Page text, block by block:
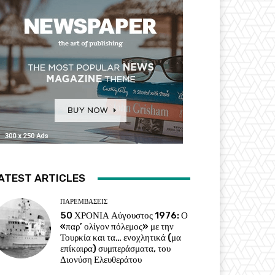
ARTICLES
ΠΑΡΕΜΒΑΣΕΙΣ
50 ΧΡΟΝΙΑ Αύγουστος 1976: Ο
«παρ’ ολίγον πόλεμος» με την
Τουρκία και τα… ενοχλητικά (μα
επίκαιρα) συμπεράσματα, του
Διονύση Ελευθεράτου